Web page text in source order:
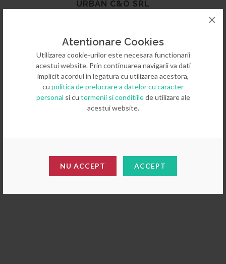
Atentionare Cookies
Utilizarea cookie-urilor este necesara functionarii
acestui website. Prin continuarea navigarii va dati
implicit acordul in legatura cu utilizarea acestora,
cu politica de prelucrare a datelor cu caracter
personal si cu termenii si conditiilede utilizare ale
acestui website.
NU ACCEPT ACCEPT
×
URBAN C&O SRL
E-mail: office@u-r-b-a-n.ro